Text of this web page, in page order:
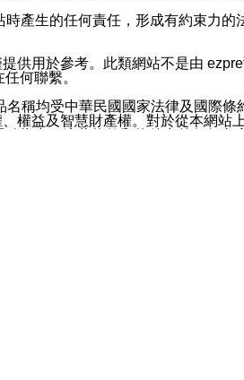
知型訊息。
產生的任何責任，形成有約束力
用於參考。此類網站不是由
何聯繫。
稱均受中華民國國家法律及國際條
權益及智慧財產權。對於從本網